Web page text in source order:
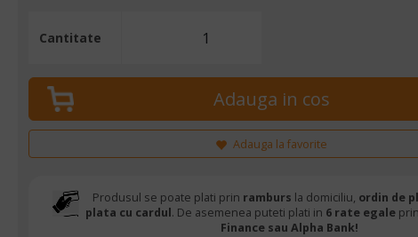
Cantitate
Adauga la favorite
Produsul se poate plati prin ramburs la domiciliu, ordin de
plata cu cardul. De asemenea puteti plati in 6 rate egaleprin
Finance sau Alpha Bank!